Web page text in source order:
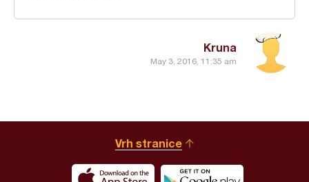
Kruna
May 3, 2016, 11:35 am
Vrh stranice